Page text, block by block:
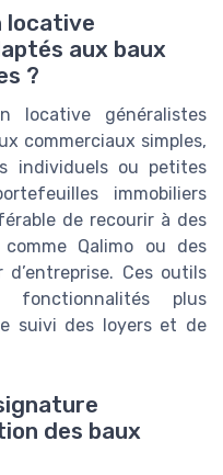
locative
aux baux
?
locative généralistes
commerciaux simples,
individuels ou petites
immobiliers
de recourir à des
Qalimo ou des
Ces outils
fonctionnalités plus
suivi des loyers et de
des baux